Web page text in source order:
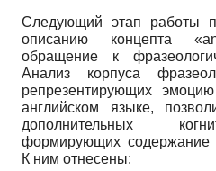
Следующий этап работы
описанию концепта
обращение к
Анализ корпуса
репрезентирующих
английском языке,
дополнительных
формирующих содержание
К ним отнесены: